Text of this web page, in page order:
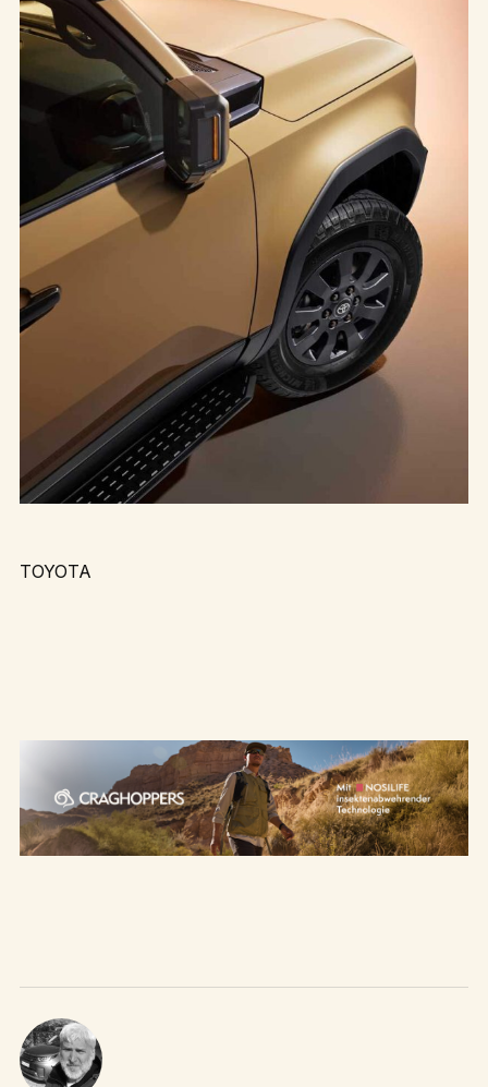
TOYOTA